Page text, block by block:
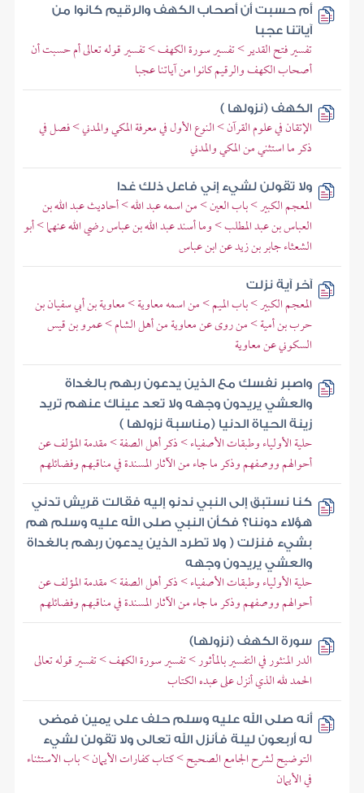
أم حسبت أن أصحاب الكهف والرقيم كانوا من
آياتنا عجبا
تفسير فتح القدير > تفسير سورة الكهف > تفسير قوله تعالى أم حسبت أن
أصحاب الكهف والرقيم كانوا من آياتنا عجبا
الكهف (نزولها )
الإتقان في علوم القرآن > النوع الأول في معرفة المكي والمدني > فصل في
ذكر ما استثني من المكي والمدني
ولا تقولن لشيء إني فاعل ذلك غدا
المعجم الكبير > باب العين > من اسمه عبد الله > أحاديث عبد الله بن
العباس بن عبد المطلب > وما أسند عبد الله بن عباس رضي الله عنهما > أبو
الشعثاء جابر بن زيد عن ابن عباس
آخر آية نزلت
المعجم الكبير > باب الميم > من اسمه معاوية > معاوية بن أبي سفيان بن
حرب بن أمية > من روى عن معاوية من أهل الشام > عمرو بن قيس
السكوني عن معاوية
واصبر نفسك مع الذين يدعون ربهم بالغداة
والعشي يريدون وجهه ولا تعد عيناك عنهم تريد
زينة الحياة الدنيا (مناسبة نزولها )
حلية الأولياء وطبقات الأصفياء > ذكر أهل الصفة > مقدمة المؤلف عن
أحوالهم ووصفهم وذكر ما جاء من الآثار المسندة في مناقبهم وفضائلهم
كنا نستبق إلى النبي ندنو إليه فقالت قريش تدني
هؤلاء دوننا؟ فكأن النبي صلى الله عليه وسلم هم
بشيء فنزلت ( ولا تطرد الذين يدعون ربهم بالغداة
والعشي يريدون وجهه
حلية الأولياء وطبقات الأصفياء > ذكر أهل الصفة > مقدمة المؤلف عن
أحوالهم ووصفهم وذكر ما جاء من الآثار المسندة في مناقبهم وفضائلهم
سورة الكهف (نزولها)
الدر المنثور في التفسير بالمأثور > تفسير سورة الكهف > تفسير قوله تعالى
الحمد لله الذي أنزل على عبده الكتاب
أنه صلى الله عليه وسلم حلف على يمين فمضى
له أربعون ليلة فأنزل الله تعالى ولا تقولن لشيء
التوضيح لشرح الجامع الصحيح > كتاب كفارات الأيمان > باب الاستثناء
في الأيمان